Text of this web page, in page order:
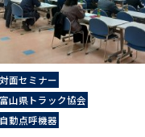
対面セミナー
富山県トラック協会
自動点呼機器